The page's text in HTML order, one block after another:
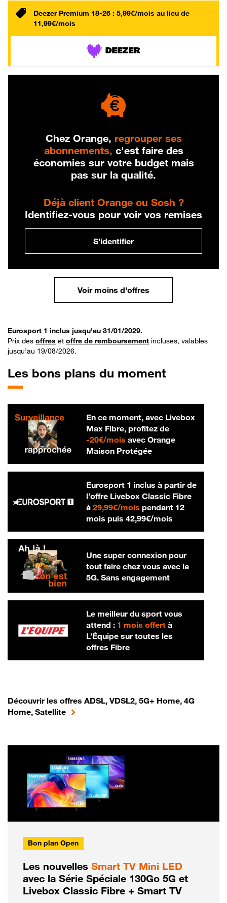
Deezer Premium 18-26 : 5,99€/mois au lieu de
11,99€/mois
Chez Orange, regrouper ses
abonnements, c'est faire des
économies sur votre budget mais
pas sur la qualité.
Déjà client Orange ou Sosh ?
Identifiez-vous pour voir vos remises
S'identifier
Voir moins d'offres
Eurosport 1 inclus jusqu'au 31/01/2029.
Prix des offres et offre de remboursement incluses, valables
jusqu’au 19/08/2026.
Les bons plans du moment
En ce moment, avec Livebox
Max Fibre, profitez de
-20€/mois20 € par mois
avec Orange
Maison Protégée
Eurosport 1 inclus à partir de
l’offre Livebox Classic Fibre
à 29,99€/mois29,99 € par mois
pendant 12
mois puis 42,99€/mois42,99 € par
Une super connexion pour
tout faire chez vous avec la
5G. Sans engagement
Le meilleur du sport vous
attend : 1 mois offertà
L’Équipe sur toutes les
offres Fibre
Découvrir les offres ADSL, VDSL2, 5G+ Home, 4G
Home, Satellite
Bon plan Open
Les nouvelles Smart TV Mini LED
avec la Série Spéciale 130Go 5G et
Livebox Classic Fibre + Smart TV